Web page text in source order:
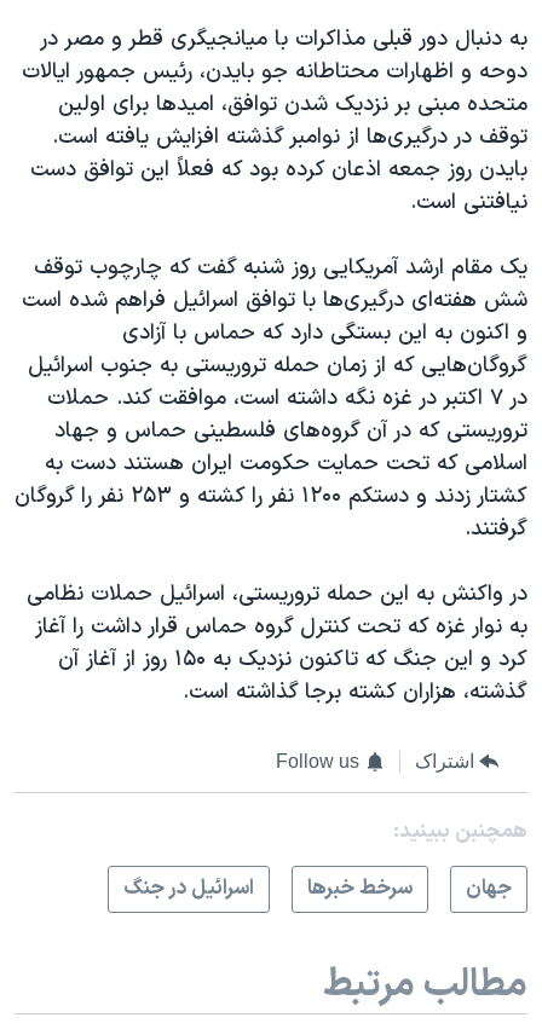
به دنبال دور قبلی مذاکرات با میانجیگری قطر و مصر در
دوحه و اظهارات محتاطانه جو بایدن، رئیس جمهور ایالات
متحده مبنی بر نزدیک شدن توافق، امیدها برای اولین
توقف در درگیری‌ها از نوامبر گذشته افزایش یافته است.
بایدن روز جمعه اذعان کرده بود که فعلاً این توافق دست
نیافتنی است.
یک مقام ارشد آمریکایی روز شنبه گفت که چارچوب توقف
شش هفته‌ای درگیری‌ها با توافق اسرائیل فراهم شده است
و اکنون به این بستگی دارد که حماس با آزادی
گروگان‌هایی که از زمان حمله تروریستی به جنوب اسرائیل
در ۷ اکتبر در غزه نگه داشته است، موافقت کند. حملات
تروریستی که در آن گروه‌های فلسطینی حماس و جهاد
اسلامی که تحت حمایت حکومت ایران هستند دست به
کشتار زدند و دستکم ۱۲۰۰ نفر را کشته و ۲۵۳ نفر را گروگان
گرفتند.
در واکنش به این حمله تروریستی، اسرائیل حملات نظامی
به نوار غزه که تحت کنترل گروه حماس قرار داشت را آغاز
کرد و این جنگ که تاکنون نزدیک به ۱۵۰ روز از آغاز آن
گذشته، هزاران کشته برجا گذاشته است.
اشتراک Follow us
همچنبن ببینید:
جهان
سرخط خبرها اسرائیل در جنگ
مطالب مرتبط